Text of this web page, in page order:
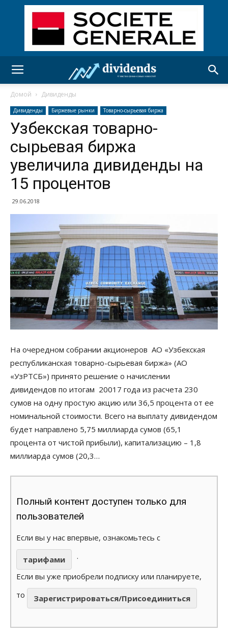
Домой Дивиденды
Дивиденды Биржевые рынки Товарно-сырьевая биржа
Узбекская товарно-
сырьевая биржа
увеличила дивиденды на
15 процентов
29.06.2018
На очередном собрании акционеров АО «Узбекская
республиканская товарно-сырьевая биржа» (АО
«УзРТСБ») принято решение о начислении
дивидендов по итогам 20017 года из расчета 230
сумов на одну простую акцию или 36,5 процента от ее
номинальной стоимости. Всего на выплату дивидендом
будет направлено 5,75 миллиарда сумов (65,1
процента от чистой прибыли), капитализацию – 1,8
миллиарда сумов (20,3…
Полный контент доступен только для
пользователей
Если вы у нас впервые, ознакомьтесь с
тарифами
.
Если вы уже приобрели подписку или планируете,
то
Зарегистрироваться/Присоединиться